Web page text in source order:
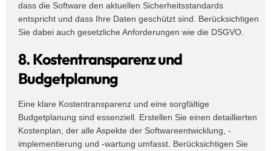
dass die Software den aktuellen Sicherheitsstandards
entspricht und dass Ihre Daten geschützt sind. Berücksichtigen
Sie dabei auch gesetzliche Anforderungen wie die DSGVO.
8. Kostentransparenz und
Budgetplanung
Eine klare Kostentransparenz und eine sorgfältige
Budgetplanung sind essenziell. Erstellen Sie einen detaillierten
Kostenplan, der alle Aspekte der Softwareentwicklung, -
implementierung und -wartung umfasst. Berücksichtigen Sie